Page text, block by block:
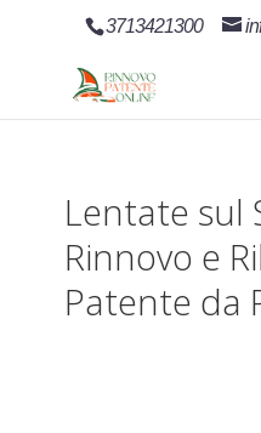
3713421300
Lentate sul
Rinnovo e
Patente da